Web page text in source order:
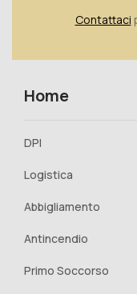
Contattaci
Home
DPI
Logistica
Abbigliamento
Antincendio
Primo Soccorso